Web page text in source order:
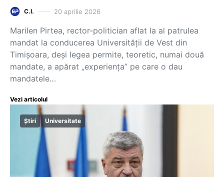
C.I. 20 aprilie 2026
Marilen Pirtea, rector-politician aflat la al patrulea
mandat la conducerea Universității de Vest din
Timișoara, deși legea permite, teoretic, numai două
mandate, a apărat „experiența” pe care o dau
mandatele…
Vezi articolul
Știri Universitate